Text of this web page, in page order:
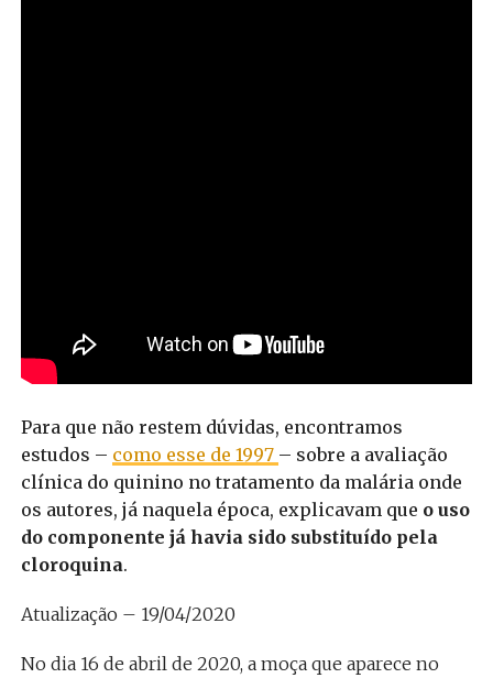
Para que não restem dúvidas, encontramos
estudos – como esse de 1997 – sobre a avaliação
clínica do quinino no tratamento da malária onde
os autores, já naquela época, explicavam que o uso
do componente já havia sido substituído pela
cloroquina.
Atualização – 19/04/2020
No dia 16 de abril de 2020, a moça que aparece no